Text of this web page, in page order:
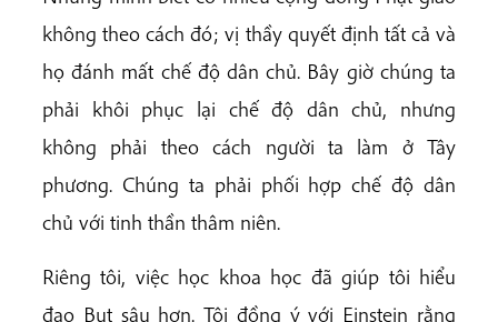
không theo cách đó; vị thầy quyết định tất cả và
họ đánh mất chế độ dân chủ. Bây giờ chúng ta
phải khôi phục lại chế độ dân chủ, nhưng
không phải theo cách người ta làm ở Tây
phương. Chúng ta phải phối hợp chế độ dân
chủ với tinh thần thâm niên.
Riêng tôi, việc học khoa học đã giúp tôi hiểu
đạo Bụt sâu hơn. Tôi đồng ý với Einstein rằng